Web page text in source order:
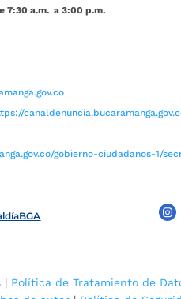
7:30 a.m. a 3:00 p.m.
gobierno-ciudadanos-1/
| Política de Tratamiento de